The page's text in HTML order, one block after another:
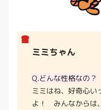
ミミちゃん
Q.どんな性格なの？
ミミはね、好奇心い
よ！ みんなからは